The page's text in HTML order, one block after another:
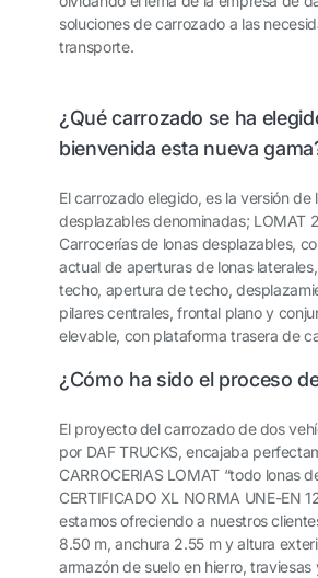
soluciones de carrozado a las
transporte.
¿Qué carrozado se ha
bienvenida esta nueva
El carrozado elegido, es la versión de
desplazables denominadas; LOMAT
Carrocerías de lonas desplazables,
actual de aperturas de lonas
techo, apertura de techo,
pilares centrales, frontal plano y
elevable, con plataforma trasera de
¿Cómo ha sido el proceso
El proyecto del carrozado de dos
por DAF TRUCKS, encajaba
CARROCERIAS LOMAT “todo lonas
CERTIFICADO XL NORMA UNE-EN
estamos ofreciendo a nuestros
8.50 m, anchura 2.55 m y altura
armazón de suelo en hierro, traviesas